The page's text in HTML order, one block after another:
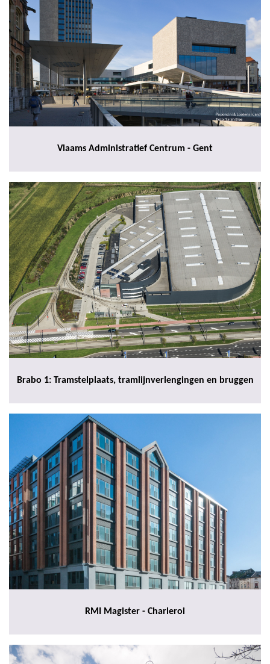
Vlaams Administratief Centrum - Gent
Brabo 1: Tramstelplaats, tramlijnverlengingen en bruggen
RMI Magister - Charleroi